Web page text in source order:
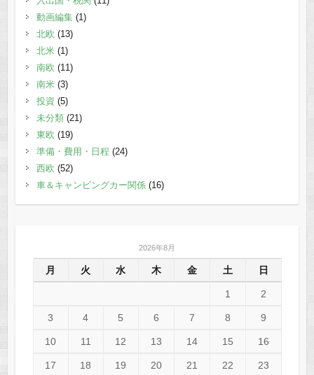
動画編集 (1)
北欧 (13)
北米(1)
南欧 (11)
南米(3)
投資 (5)
未分類(21)
東欧 (19)
準備・費用・日程 (24)
西欧 (52)
車＆キャンピングカー関係(16)
2026年8月
月 火 水 木 金 土 日
1 2
3 4 5 6 7 8 9
10 11 12 13 14 15 16
17 18 19 20 21 22 23